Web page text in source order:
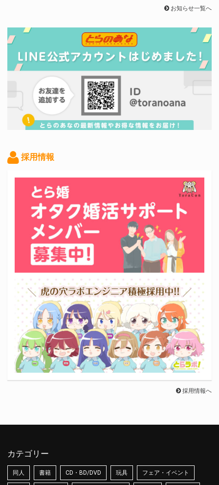
お知らせ一覧へ
採用情報
採用情報へ
カテゴリー
同人 書籍 CD・BD/DVD 玩具 フェア・イベント